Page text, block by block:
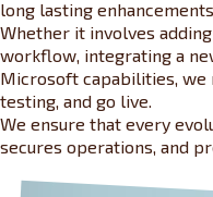
long lasting
Whether it involves
workflow, integrating a
Microsoft capabilities, we
testing, and go live.
We ensure that every
secures operations, and